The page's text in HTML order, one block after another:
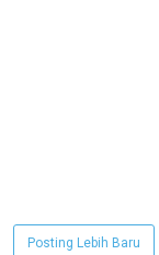
Posting Lebih Baru